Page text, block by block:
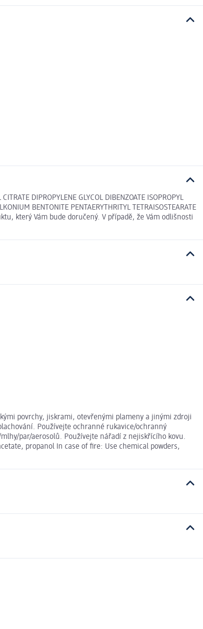
DIPROPYLENE GLYCOL DIBENZOATE ISOPROPYL
BENTONITE PENTAERYTHRITYL TETRAISOSTEARATE
který Vám bude doručený. V případě, že Vám odlišnosti
povrchy, jiskrami, otevřenými plameny a jinými zdroji
Používejte ochranné rukavice/ochranný
par/aerosolů. Používejte nářadí z nejiskřícího kovu.
propanol In case of fire: Use chemical powders,